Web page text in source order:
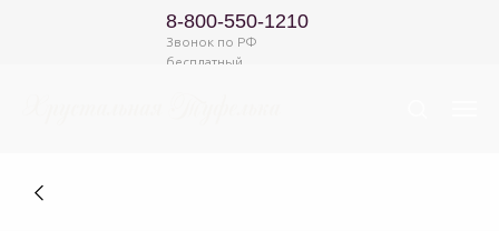
8-800-550-1210
Звонок по РФ
бесплатный